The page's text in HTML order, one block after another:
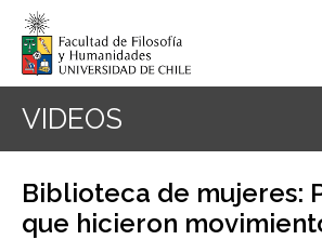
PREGRADO
VIDEOS
Biblioteca de mujeres:
que hicieron